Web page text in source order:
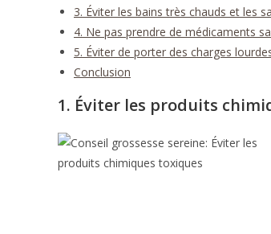
3. Éviter les bains très chauds et les
4. Ne pas prendre de médicaments
5. Éviter de porter des charges
Conclusion
1. Éviter les produits